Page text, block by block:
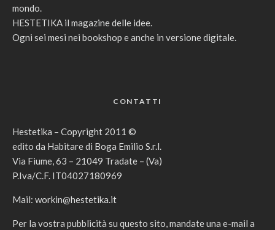
mondo.
HESTETIKA il magazine delle idee.
Ogni sei mesi nei bookshop e anche in versione digitale.
CONTATTI
Hestetika – Copyright 2011 ©
edito da Habitare di Boga Emilio S.r.l.
Via Fiume, 63 – 21049 Tradate – (Va)
P.Iva/C.F. IT04027180969
Mail: workin@hestetika.it
Per la vostra pubblicità su questo sito, mandate una e-mail a